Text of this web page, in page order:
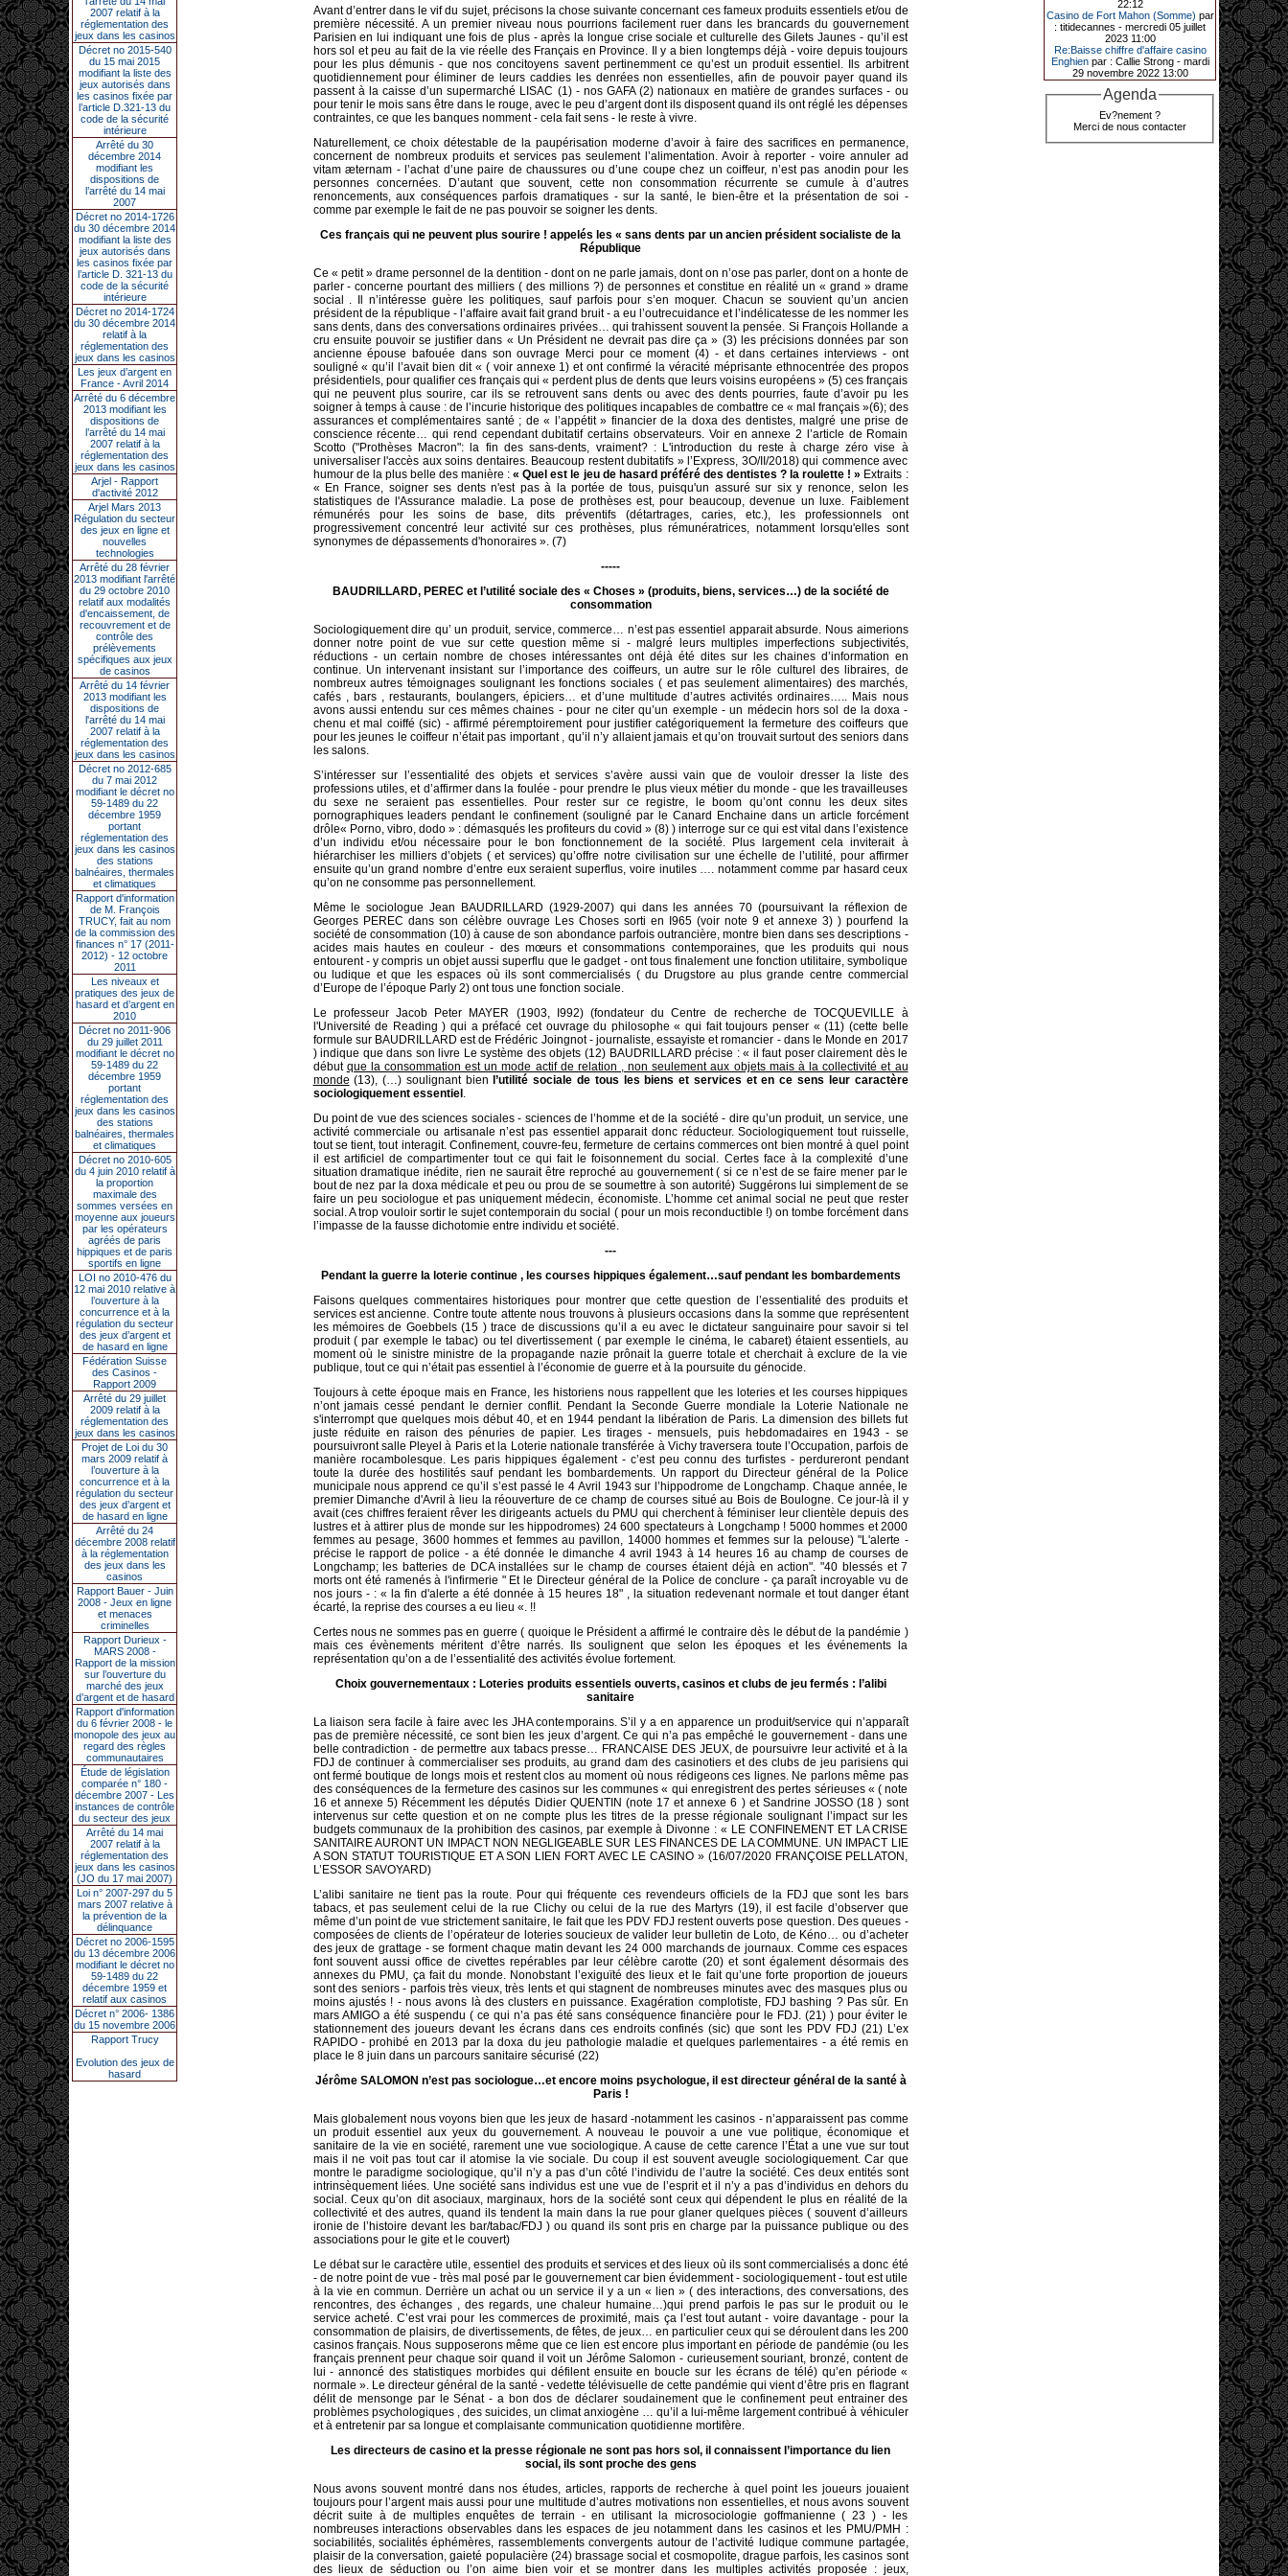
2007 relatif à la
réglementation des
jeux dans les casinos
Décret no 2015-540
du 15 mai 2015
modifiant la liste des
jeux autorisés dans
les casinos fixée par
l’article D.321-13 du
code de la sécurité
intérieure
Arrêté du 30
décembre 2014
modifiant les
dispositions de
l’arrêté du 14 mai
2007
Décret no 2014-1726
du 30 décembre 2014
modifiant la liste des
jeux autorisés dans
les casinos fixée par
l’article D. 321-13 du
code de la sécurité
intérieure
Décret no 2014-1724
du 30 décembre 2014
relatif à la
réglementation des
jeux dans les casinos
Les jeux d’argent en
France - Avril 2014
Arrêté du 6 décembre
2013 modifiant les
dispositions de
l’arrêté du 14 mai
2007 relatif à la
réglementation des
jeux dans les casinos
Arjel - Rapport
d'activité 2012
Arjel Mars 2013
Régulation du secteur
des jeux en ligne et
nouvelles
technologies
Arrêté du 28 février
2013 modifiant l'arrêté
du 29 octobre 2010
relatif aux modalités
d'encaissement, de
recouvrement et de
contrôle des
prélèvements
spécifiques aux jeux
de casinos
Arrêté du 14 février
2013 modifiant les
dispositions de
l'arrêté du 14 mai
2007 relatif à la
réglementation des
jeux dans les casinos
Décret no 2012-685
du 7 mai 2012
modifiant le décret no
59-1489 du 22
décembre 1959
portant
réglementation des
jeux dans les casinos
des stations
balnéaires, thermales
et climatiques
Rapport d'information
de M. François
TRUCY, fait au nom
de la commission des
finances n° 17 (2011-
2012) - 12 octobre
2011
Les niveaux et
pratiques des jeux de
hasard et d’argent en
2010
Décret no 2011-906
du 29 juillet 2011
modifiant le décret no
59-1489 du 22
décembre 1959
portant
réglementation des
jeux dans les casinos
des stations
balnéaires, thermales
et climatiques
Décret no 2010-605
du 4 juin 2010 relatif à
la proportion
maximale des
sommes versées en
moyenne aux joueurs
par les opérateurs
agréés de paris
hippiques et de paris
sportifs en ligne
LOI no 2010-476 du
12 mai 2010 relative à
l’ouverture à la
concurrence et à la
régulation du secteur
des jeux d’argent et
de hasard en ligne
Fédération Suisse
des Casinos -
Rapport 2009
Arrêté du 29 juillet
2009 relatif à la
réglementation des
jeux dans les casinos
Projet de Loi du 30
mars 2009 relatif à
l’ouverture à la
concurrence et à la
régulation du secteur
des jeux d’argent et
de hasard en ligne
Arrêté du 24
décembre 2008 relatif
à la réglementation
des jeux dans les
casinos
Rapport Bauer - Juin
2008 - Jeux en ligne
et menaces
criminelles
Rapport Durieux -
MARS 2008 -
Rapport de la mission
sur l’ouverture du
marché des jeux
d’argent et de hasard
Rapport d'information
du 6 février 2008 - le
monopole des jeux au
regard des règles
communautaires
Étude de législation
comparée n° 180 -
décembre 2007 - Les
instances de contrôle
du secteur des jeux
Arrêté du 14 mai
2007 relatif à la
réglementation des
jeux dans les casinos
(JO du 17 mai 2007)
Loi n° 2007-297 du 5
mars 2007 relative à
la prévention de la
délinquance
Décret no 2006-1595
du 13 décembre 2006
modifiant le décret no
59-1489 du 22
décembre 1959 et
relatif aux casinos
Décret n° 2006- 1386
du 15 novembre 2006
Rapport Trucy
Evolution des jeux de
hasard
Avant d’entrer dans le vif du sujet, précisons la chose suivante concernant ces fameux produits essentiels et/ou de
première nécessité. A un premier niveau nous pourrions facilement ruer dans les brancards du gouvernement
Parisien en lui indiquant une fois de plus - après la longue crise sociale et culturelle des Gilets Jaunes - qu’il est
hors sol et peu au fait de la vie réelle des Français en Province. Il y a bien longtemps déjà - voire depuis toujours
pour les plus démunis - que nos concitoyens savent pertinemment ce qu’est un produit essentiel. Ils arbitrent
quotidiennement pour éliminer de leurs caddies les denrées non essentielles, afin de pouvoir payer quand ils
passent à la caisse d’un supermarché LISAC (1) - nos GAFA (2) nationaux en matière de grandes surfaces - ou
pour tenir le mois sans être dans le rouge, avec le peu d’argent dont ils disposent quand ils ont réglé les dépenses
contraintes, ce que les banques nomment - cela fait sens - le reste à vivre.
Naturellement, ce choix détestable de la paupérisation moderne d’avoir à faire des sacrifices en permanence,
concernent de nombreux produits et services pas seulement l’alimentation. Avoir à reporter - voire annuler ad
vitam æternam - l’achat d’une paire de chaussures ou d’une coupe chez un coiffeur, n’est pas anodin pour les
personnes concernées. D’autant que souvent, cette non consommation récurrente se cumule à d’autres
renoncements, aux conséquences parfois dramatiques - sur la santé, le bien-être et la présentation de soi -
comme par exemple le fait de ne pas pouvoir se soigner les dents.
Ces français qui ne peuvent plus sourire ! appelés les « sans dents par un ancien président socialiste de la
République
Ce « petit » drame personnel de la dentition - dont on ne parle jamais, dont on n’ose pas parler, dont on a honte de
parler - concerne pourtant des milliers ( des millions ?) de personnes et constitue en réalité un « grand » drame
social . Il n’intéresse guère les politiques, sauf parfois pour s’en moquer. Chacun se souvient qu’un ancien
président de la république - l’affaire avait fait grand bruit - a eu l’outrecuidance et l’indélicatesse de les nommer les
sans dents, dans des conversations ordinaires privées… qui trahissent souvent la pensée. Si François Hollande a
cru ensuite pouvoir se justifier dans « Un Président ne devrait pas dire ça » (3) les précisions données par son
ancienne épouse bafouée dans son ouvrage Merci pour ce moment (4) - et dans certaines interviews - ont
souligné « qu’il l’avait bien dit « ( voir annexe 1) et ont confirmé la véracité méprisante ethnocentrée des propos
présidentiels, pour qualifier ces français qui « perdent plus de dents que leurs voisins européens » (5) ces français
qui ne peuvent plus sourire, car ils se retrouvent sans dents ou avec des dents pourries, faute d’avoir pu les
soigner à temps à cause : de l’incurie historique des politiques incapables de combattre ce « mal français »(6); des
assurances et complémentaires santé ; de « l’appétit » financier de la doxa des dentistes, malgré une prise de
conscience récente… qui rend cependant dubitatif certains observateurs. Voir en annexe 2 l’article de Romain
Scotto ("Prothèses Macron": la fin des sans-dents, vraiment? : L'introduction du reste à charge zéro vise à
universaliser l'accès aux soins dentaires. Beaucoup restent dubitatifs » l’Express, 3O/II/2018) qui commence avec
humour de la plus belle des manière :« Quel est le jeu de hasard préféré des dentistes ? la roulette ! » Extraits :
« En France, soigner ses dents n'est pas à la portée de tous, puisqu'un assuré sur six y renonce, selon les
statistiques de l'Assurance maladie. La pose de prothèses est, pour beaucoup, devenue un luxe. Faiblement
rémunérés pour les soins de base, dits préventifs (détartrages, caries, etc.), les professionnels ont
progressivement concentré leur activité sur ces prothèses, plus rémunératrices, notamment lorsqu'elles sont
synonymes de dépassements d'honoraires ». (7)
-----
BAUDRILLARD, PEREC et l’utilité sociale des « Choses » (produits, biens, services…) de la société de
consommation
Sociologiquement dire qu’ un produit, service, commerce… n’est pas essentiel apparait absurde. Nous aimerions
donner notre point de vue sur cette question même si - malgré leurs multiples imperfections subjectivités,
réductions - un certain nombre de choses intéressantes ont déjà été dites sur les chaines d’information en
continue. Un intervenant insistant sur l’importance des coiffeurs, un autre sur le rôle culturel des libraires, de
nombreux autres témoignages soulignant les fonctions sociales ( et pas seulement alimentaires) des marchés,
cafés , bars , restaurants, boulangers, épiciers… et d’une multitude d’autres activités ordinaires….. Mais nous
avons aussi entendu sur ces mêmes chaines - pour ne citer qu’un exemple - un médecin hors sol de la doxa -
chenu et mal coiffé (sic) - affirmé péremptoirement pour justifier catégoriquement la fermeture des coiffeurs que
pour les jeunes le coiffeur n’était pas important , qu’il n’y allaient jamais et qu’on trouvait surtout des seniors dans
les salons.
S’intéresser sur l’essentialité des objets et services s’avère aussi vain que de vouloir dresser la liste des
professions utiles, et d’affirmer dans la foulée - pour prendre le plus vieux métier du monde - que les travailleuses
du sexe ne seraient pas essentielles. Pour rester sur ce registre, le boom qu’ont connu les deux sites
pornographiques leaders pendant le confinement (souligné par le Canard Enchaine dans un article forcément
drôle« Porno, vibro, dodo » : démasqués les profiteurs du covid » (8) ) interroge sur ce qui est vital dans l’existence
d’un individu et/ou nécessaire pour le bon fonctionnement de la société. Plus largement cela inviterait à
hiérarchiser les milliers d’objets ( et services) qu’offre notre civilisation sur une échelle de l’utilité, pour affirmer
ensuite qu’un grand nombre d’entre eux seraient superflus, voire inutiles …. notamment comme par hasard ceux
qu’on ne consomme pas personnellement.
Même le sociologue Jean BAUDRILLARD (1929-2007) qui dans les années 70 (poursuivant la réflexion de
Georges PEREC dans son célèbre ouvrage Les Choses sorti en I965 (voir note 9 et annexe 3) ) pourfend la
société de consommation (10) à cause de son abondance parfois outrancière, montre bien dans ses descriptions -
acides mais hautes en couleur - des mœurs et consommations contemporaines, que les produits qui nous
entourent - y compris un objet aussi superflu que le gadget - ont tous finalement une fonction utilitaire, symbolique
ou ludique et que les espaces où ils sont commercialisés ( du Drugstore au plus grande centre commercial
d’Europe de l’époque Parly 2) ont tous une fonction sociale.
Le professeur Jacob Peter MAYER (1903, I992) (fondateur du Centre de recherche de TOCQUEVILLE à
l'Université de Reading ) qui a préfacé cet ouvrage du philosophe « qui fait toujours penser « (11) (cette belle
formule sur BAUDRILLARD est de Frédéric Joingnot - journaliste, essayiste et romancier - dans le Monde en 2017
) indique que dans son livre Le système des objets (12) BAUDRILLARD précise : « il faut poser clairement dès le
début que la consommation est un mode actif de relation , non seulement aux objets mais à la collectivité et au
monde (13), (…) soulignant bien l’utilité sociale de tous les biens et services et en ce sens leur caractère
sociologiquement essentiel .
Du point de vue des sciences sociales - sciences de l’homme et de la société - dire qu’un produit, un service, une
activité commerciale ou artisanale n’est pas essentiel apparait donc réducteur. Sociologiquement tout ruisselle,
tout se tient, tout interagit. Confinement, couvre-feu, fermeture de certains commerces ont bien montré à quel point
il est artificiel de compartimenter tout ce qui fait le foisonnement du social. Certes face à la complexité d’une
situation dramatique inédite, rien ne saurait être reproché au gouvernement ( si ce n’est de se faire mener par le
bout de nez par la doxa médicale et peu ou prou de se soumettre à son autorité) Suggérons lui simplement de se
faire un peu sociologue et pas uniquement médecin, économiste. L’homme cet animal social ne peut que rester
social. A trop vouloir sortir le sujet contemporain du social ( pour un mois reconductible !) on tombe forcément dans
l’impasse de la fausse dichotomie entre individu et société.
---
Pendant la guerre la loterie continue , les courses hippiques également…sauf pendant les bombardements
Faisons quelques commentaires historiques pour montrer que cette question de l’essentialité des produits et
services est ancienne. Contre toute attente nous trouvons à plusieurs occasions dans la somme que représentent
les mémoires de Goebbels (15 ) trace de discussions qu’il a eu avec le dictateur sanguinaire pour savoir si tel
produit ( par exemple le tabac) ou tel divertissement ( par exemple le cinéma, le cabaret) étaient essentiels, au
moment où le sinistre ministre de la propagande nazie prônait la guerre totale et cherchait à exclure de la vie
publique, tout ce qui n’était pas essentiel à l’économie de guerre et à la poursuite du génocide.
Toujours à cette époque mais en France, les historiens nous rappellent que les loteries et les courses hippiques
n’ont jamais cessé pendant le dernier conflit. Pendant la Seconde Guerre mondiale la Loterie Nationale ne
s'interrompt que quelques mois début 40, et en 1944 pendant la libération de Paris. La dimension des billets fut
juste réduite en raison des pénuries de papier. Les tirages - mensuels, puis hebdomadaires en 1943 - se
poursuivront salle Pleyel à Paris et la Loterie nationale transférée à Vichy traversera toute l’Occupation, parfois de
manière rocambolesque. Les paris hippiques également - c’est peu connu des turfistes - perdureront pendant
toute la durée des hostilités sauf pendant les bombardements. Un rapport du Directeur général de la Police
municipale nous apprend ce qu’il s’est passé le 4 Avril 1943 sur l’hippodrome de Longchamp. Chaque année, le
premier Dimanche d'Avril à lieu la réouverture de ce champ de courses situé au Bois de Boulogne. Ce jour-là il y
avait (ces chiffres feraient rêver les dirigeants actuels du PMU qui cherchent à féminiser leur clientèle depuis des
lustres et à attirer plus de monde sur les hippodromes) 24 600 spectateurs à Longchamp ! 5000 hommes et 2000
femmes au pesage, 3600 hommes et femmes au pavillon, 14000 hommes et femmes sur la pelouse) "L'alerte -
précise le rapport de police - a été donnée le dimanche 4 avril 1943 à 14 heures 16 au champ de courses de
Longchamp; les batteries de DCA installées sur le champ de courses étaient déjà en action". "40 blessés et 7
morts ont été ramenés à l'infirmerie " Et le Directeur général de la Police de conclure - ça paraît incroyable vu de
nos jours - : « la fin d'alerte a été donnée à 15 heures 18" , la situation redevenant normale et tout danger étant
écarté, la reprise des courses a eu lieu «. !!
Certes nous ne sommes pas en guerre ( quoique le Président a affirmé le contraire dès le début de la pandémie )
mais ces évènements méritent d’être narrés. Ils soulignent que selon les époques et les événements la
représentation qu’on a de l’essentialité des activités évolue fortement.
Choix gouvernementaux : Loteries produits essentiels ouverts, casinos et clubs de jeu fermés : l’alibi
sanitaire
La liaison sera facile à faire avec les JHA contemporains. S’il y a en apparence un produit/service qui n’apparaît
pas de première nécessité, ce sont bien les jeux d’argent. Ce qui n’a pas empêché le gouvernement - dans une
belle contradiction - de permettre aux tabacs presse… FRANCAISE DES JEUX, de poursuivre leur activité et à la
FDJ de continuer à commercialiser ses produits, au grand dam des casinotiers et des clubs de jeu parisiens qui
ont fermé boutique de longs mois et restent clos au moment où nous rédigeons ces lignes. Ne parlons même pas
des conséquences de la fermeture des casinos sur les communes « qui enregistrent des pertes sérieuses « ( note
16 et annexe 5) Récemment les députés Didier QUENTIN (note 17 et annexe 6 ) et Sandrine JOSSO (18 ) sont
intervenus sur cette question et on ne compte plus les titres de la presse régionale soulignant l’impact sur les
budgets communaux de la prohibition des casinos, par exemple à Divonne : « LE CONFINEMENT ET LA CRISE
SANITAIRE AURONT UN IMPACT NON NEGLIGEABLE SUR LES FINANCES DE LA COMMUNE. UN IMPACT LIE
A SON STATUT TOURISTIQUE ET A SON LIEN FORT AVEC LE CASINO » (16/07/2020 FRANÇOISE PELLATON,
L’ESSOR SAVOYARD)
L’alibi sanitaire ne tient pas la route. Pour qui fréquente ces revendeurs officiels de la FDJ que sont les bars
tabacs, et pas seulement celui de la rue Clichy ou celui de la rue des Martyrs (19), il est facile d’observer que
même d’un point de vue strictement sanitaire, le fait que les PDV FDJ restent ouverts pose question. Des queues -
composées de clients de l’opérateur de loteries soucieux de valider leur bulletin de Loto, de Kéno… ou d’acheter
des jeux de grattage - se forment chaque matin devant les 24 000 marchands de journaux. Comme ces espaces
font souvent aussi office de civettes repérables par leur célèbre carotte (20) et sont également désormais des
annexes du PMU, ça fait du monde. Nonobstant l’exiguïté des lieux et le fait qu’une forte proportion de joueurs
sont des seniors - parfois très vieux, très lents et qui stagnent de nombreuses minutes avec des masques plus ou
moins ajustés ! - nous avons là des clusters en puissance. Exagération complotiste, FDJ bashing ? Pas sûr. En
mars AMIGO a été suspendu ( ce qui n’a pas été sans conséquence financière pour le FDJ. (21) ) pour éviter le
stationnement des joueurs devant les écrans dans ces endroits confinés (sic) que sont les PDV FDJ (21) L’ex
RAPIDO - prohibé en 2013 par la doxa du jeu pathologie maladie et quelques parlementaires - a été remis en
place le 8 juin dans un parcours sanitaire sécurisé (22)
Jérôme SALOMON n’est pas sociologue…et encore moins psychologue, il est directeur général de la santé à
Paris !
Mais globalement nous voyons bien que les jeux de hasard -notamment les casinos - n’apparaissent pas comme
un produit essentiel aux yeux du gouvernement. A nouveau le pouvoir a une vue politique, économique et
sanitaire de la vie en société, rarement une vue sociologique. A cause de cette carence l’État a une vue sur tout
mais il ne voit pas tout car il atomise la vie sociale. Du coup il est souvent aveugle sociologiquement. Car que
montre le paradigme sociologique, qu’il n’y a pas d’un côté l’individu de l’autre la société. Ces deux entités sont
intrinsèquement liées. Une société sans individus est une vue de l’esprit et il n’y a pas d’individus en dehors du
social. Ceux qu’on dit asociaux, marginaux, hors de la société sont ceux qui dépendent le plus en réalité de la
collectivité et des autres, quand ils tendent la main dans la rue pour glaner quelques pièces ( souvent d’ailleurs
ironie de l’histoire devant les bar/tabac/FDJ ) ou quand ils sont pris en charge par la puissance publique ou des
associations pour le gite et le couvert)
Le débat sur le caractère utile, essentiel des produits et services et des lieux où ils sont commercialisés a donc été
- de notre point de vue - très mal posé par le gouvernement car bien évidemment - sociologiquement - tout est utile
à la vie en commun. Derrière un achat ou un service il y a un « lien » ( des interactions, des conversations, des
rencontres, des échanges , des regards, une chaleur humaine…)qui prend parfois le pas sur le produit ou le
service acheté. C’est vrai pour les commerces de proximité, mais ça l’est tout autant - voire davantage - pour la
consommation de plaisirs, de divertissements, de fêtes, de jeux… en particulier ceux qui se déroulent dans les 200
casinos français. Nous supposerons même que ce lien est encore plus important en période de pandémie (ou les
français prennent peur chaque soir quand il voit un Jérôme Salomon - curieusement souriant, bronzé, content de
lui - annoncé des statistiques morbides qui défilent ensuite en boucle sur les écrans de télé) qu’en période «
normale ». Le directeur général de la santé - vedette télévisuelle de cette pandémie qui vient d’être pris en flagrant
délit de mensonge par le Sénat - a bon dos de déclarer soudainement que le confinement peut entrainer des
problèmes psychologiques , des suicides, un climat anxiogène … qu’il a lui-même largement contribué à véhiculer
et à entretenir par sa longue et complaisante communication quotidienne mortifère.
Les directeurs de casino et la presse régionale ne sont pas hors sol, il connaissent l’importance du lien
social, ils sont proche des gens
Nous avons souvent montré dans nos études, articles, rapports de recherche à quel point les joueurs jouaient
toujours pour l’argent mais aussi pour une multitude d’autres motivations non essentielles, et nous avons souvent
décrit suite à de multiples enquêtes de terrain - en utilisant la microsociologie goffmanienne ( 23 ) - les
nombreuses interactions observables dans les espaces de jeu notamment dans les casinos et les PMU/PMH :
sociabilités, socialités éphémères, rassemblements convergents autour de l’activité ludique commune partagée,
plaisir de la conversation, gaieté populacière (24) brassage social et cosmopolite, drague parfois, les casinos sont
des lieux de séduction ou l’on aime bien voir et se montrer dans les multiples activités proposée : jeux,
sous « Jin Ji Bao Xi ».
En ce début d’année 2026, le plus
gros jackpot du « Kasino » de
Fréhel a été décroché. Samedi 10
janvier en début de soirée,
l’heureuse gagnante, qui souhaite
garder l’anonymat, a remporté plus
de 44 640 € sur la machine à sous «
Jin Ji Bao Xi », installée en février
2025. La cliente, en vacances dans
22:12
Casino de Fort Mahon (Somme) par
: titidecannes - mercredi 05 juillet
2023 11:00
Re:Baisse chiffre d'affaire casino
Enghienpar : Callie Strong - mardi
29 novembre 2022 13:00
Agenda
Ev?nement ?
Merci de nous contacter